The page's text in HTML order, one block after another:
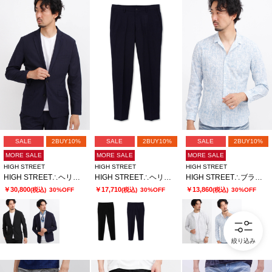
SALE 2BUY10%
MORE SALE
HIGH STREET
HIGH STREET∴ヘリンボンエアリーサッカーJK
￥30,800(税込) 30%OFF
SALE 2BUY10%
MORE SALE
HIGH STREET
HIGH STREET∴ヘリンボンエアリーサッカーイージーPT
￥17,710(税込) 30%OFF
SALE 2BUY10%
MORE SALE
HIGH STREET
HIGH STREET∴ブラッシュプリントサッカーショートウイングシャツ
￥13,860(税込) 30%OFF
絞り込み